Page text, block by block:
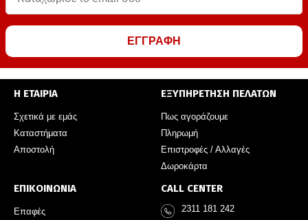
ΕΓΓΡΑΦΗ
Η ΕΤΑΙΡΙΑ
Σχετικά με εμάς
Καταστήματα
Αποστολή
ΕΞΥΠΗΡΕΤΗΣΗ ΠΕΛΑΤΩΝ
Πως αγοράζουμε
Πληρωμή
Επιστροφές / Αλλαγές
Δωροκάρτα
ΕΠΙΚΟΙΝΩΝΙΑ
Επαφές
CALL CENTER
2311 181 242